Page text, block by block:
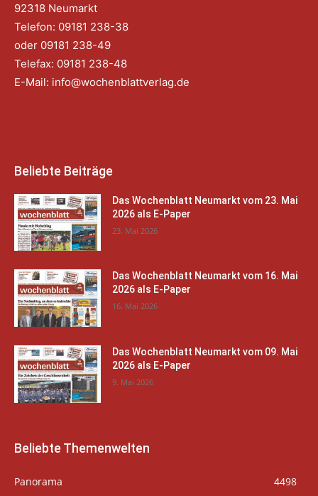
92318 Neumarkt
Telefon: 09181 238-38
oder 09181 238-49
Telefax: 09181 238-48
E-Mail: info@wochenblattverlag.de
Beliebte Beiträge
Das Wochenblatt Neumarkt vom 23. Mai
2026 als E-Paper
23. Mai 2026
Das Wochenblatt Neumarkt vom 16. Mai
2026 als E-Paper
16. Mai 2026
Das Wochenblatt Neumarkt vom 09. Mai
2026 als E-Paper
9. Mai 2026
Beliebte Themenwelten
Panorama
4498